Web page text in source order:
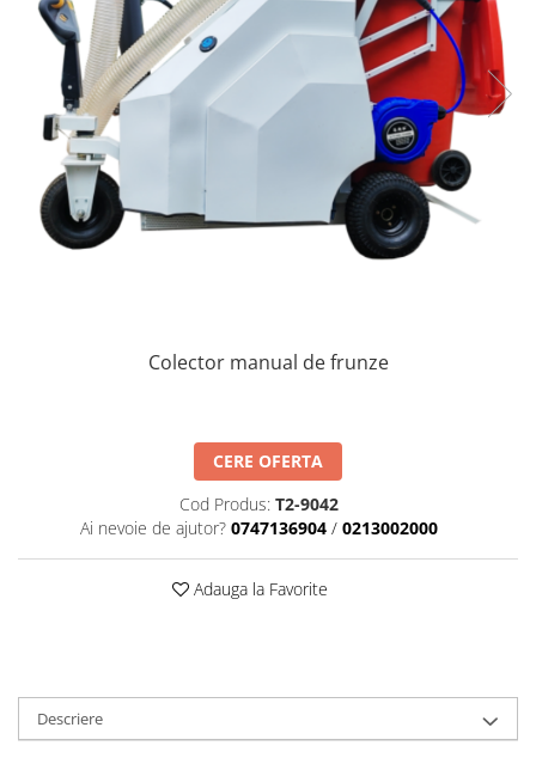
Colector manual de frunze
CERE OFERTA
Cod Produs: T2-9042
Ai nevoie de ajutor? 0747136904 / 0213002000
Adauga la Favorite
Descriere